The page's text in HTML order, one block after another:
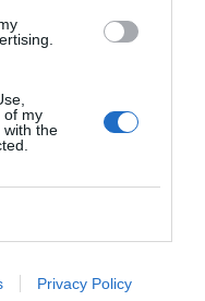
of my
with the
Privacy Policy
de
de Sueca y Riola. En